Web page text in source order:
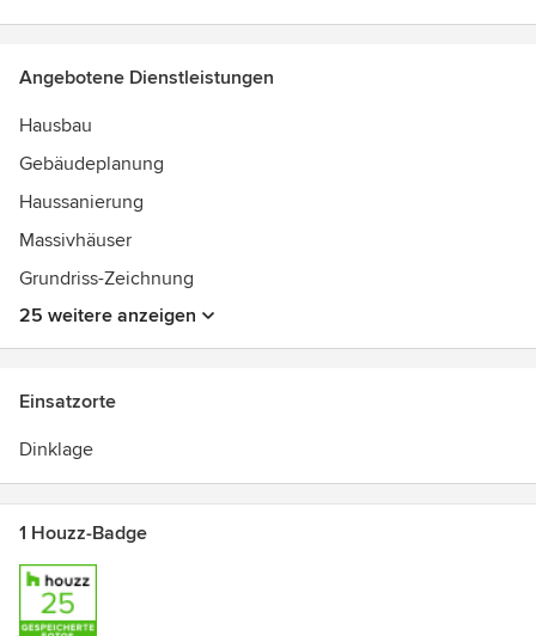
Angebotene Dienstleistungen
Hausbau
Gebäudeplanung
Haussanierung
Massivhäuser
Grundriss-Zeichnung
25 weitere anzeigen
Einsatzorte
Dinklage
1 Houzz-Badge